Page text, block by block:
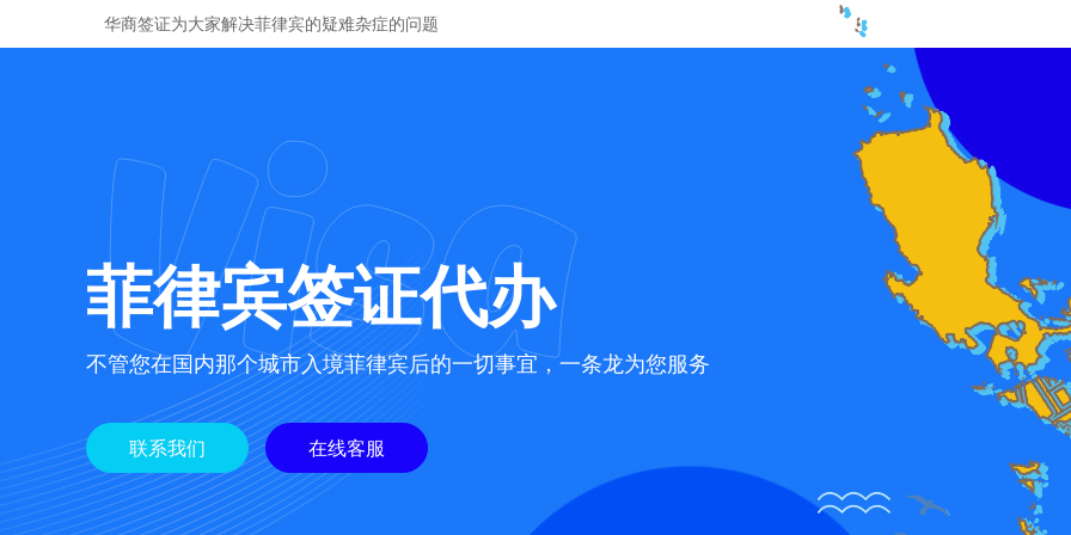
华商签证为大家解决菲律宾的疑难杂症的问题
菲律宾签证代办
不管您在国内那个城市入境菲律宾后的一切事宜，一条龙为您服务
联系我们 在线客服